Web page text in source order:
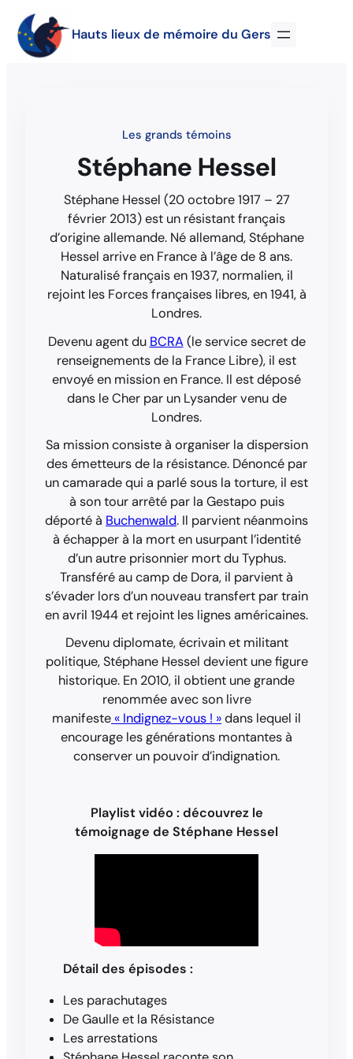
Hauts lieux de mémoire du Gers
Les grands témoins
Stéphane Hessel
Stéphane Hessel (20 octobre 1917 – 27
février 2013) est un résistant français
d’origine allemande. Né allemand, Stéphane
Hessel arrive en France à l’âge de 8 ans.
Naturalisé français en 1937, normalien, il
rejoint les Forces françaises libres, en 1941, à
Londres.
Devenu agent du BCRA(le service secret de
renseignements de la France Libre), il est
envoyé en mission en France. Il est déposé
dans le Cher par un Lysander venu de
Londres.
Sa mission consiste à organiser la dispersion
des émetteurs de la résistance. Dénoncé par
un camarade qui a parlé sous la torture, il est
à son tour arrêté par la Gestapo puis
déporté à Buchenwald. Il parvient néanmoins
à échapper à la mort en usurpant l’identité
d’un autre prisonnier mort du Typhus.
Transféré au camp de Dora, il parvient à
s’évader lors d’un nouveau transfert par train
en avril 1944 et rejoint les lignes américaines.
Devenu diplomate, écrivain et militant
politique, Stéphane Hessel devient une figure
historique. En 2010, il obtient une grande
renommée avec son livre
manifeste« Indignez-vous ! »dans lequel il
encourage les générations montantes à
conserver un pouvoir d’indignation.
Playlist vidéo : découvrez le
témoignage de Stéphane Hessel
Détail des épisodes :
Les parachutages
De Gaulle et la Résistance
Les arrestations